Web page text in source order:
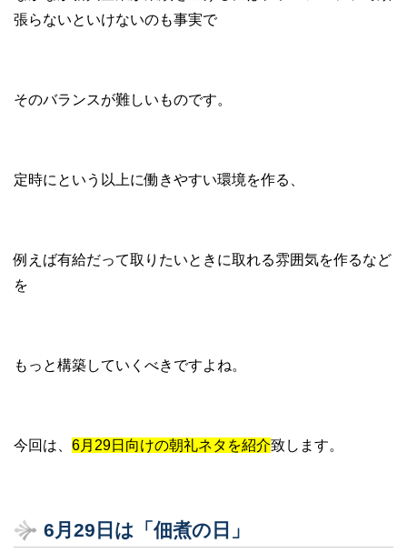
張らないといけないのも事実で
そのバランスが難しいものです。
定時にという以上に働きやすい環境を作る、
例えば有給だって取りたいときに取れる雰囲気を作るなど
を
もっと構築していくべきですよね。
今回は、 6月29日向けの朝礼ネタを紹介致します。
6月29日は「佃煮の日」